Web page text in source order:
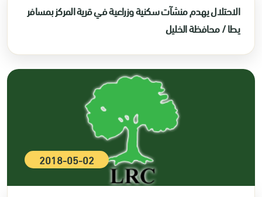
الاحتلال يهدم منشآت سكنية وزراعية في قرية المركز بمسافر
يطا / محافظة الخليل
2018-05-02